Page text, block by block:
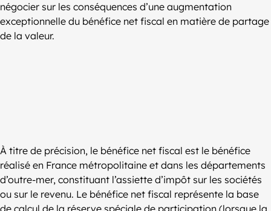
négocier sur les conséquences d’une augmentation
exceptionnelle du bénéfice net fiscal en matière de partage
de la valeur.
À titre de précision, le bénéfice net fiscal est le bénéfice
réalisé en France métropolitaine et dans les départements
d’outre-mer, constituant l’assiette d’impôt sur les sociétés
ou sur le revenu. Le bénéfice net fiscal représente la base